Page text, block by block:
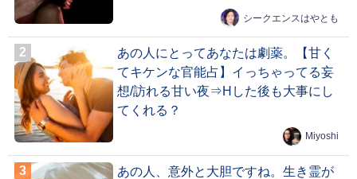
シークエンスはやとも
あの人にとってあなたは劇薬。【甘く
てキケンな官能占】イっちゃってる妄
想/訪れる甘い夜⇒Hした後も大事にし
てくれる？
Miyoshi
あの人、意外と大胆ですね。生き霊が